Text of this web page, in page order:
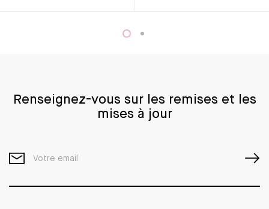
Renseignez-vous sur les remises et les
mises à jour